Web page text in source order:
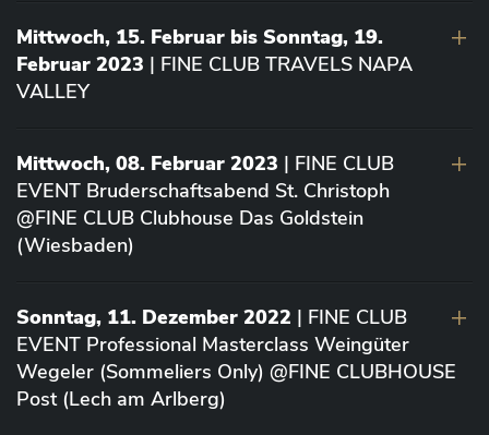
Mittwoch, 15. Februar bis Sonntag, 19.
Februar 2023 | FINE CLUB TRAVELS NAPA
VALLEY
Mittwoch, 08. Februar 2023 | FINE CLUB
EVENT Bruderschaftsabend St. Christoph
@FINE CLUB Clubhouse Das Goldstein
(Wiesbaden)
Sonntag, 11. Dezember 2022 | FINE CLUB
EVENT Professional Masterclass Weingüter
Wegeler (Sommeliers Only) @FINE CLUBHOUSE
Post (Lech am Arlberg)